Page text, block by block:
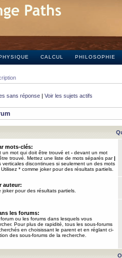
CALCUL PHILOSOPHIE
sans réponse | Voir les sujets actifs
mots-clés:
un mot qui doit être trouvé et - devant un mot
trouvé. Mettez une liste de mots séparés par|
verticales discontinues si seulement un des mots
* comme joker pour des résultats partiels.
auteur:
joker pour des résultats partiels.
les forums:
ou les forums dans lesquels vous
Pour plus de rapidité, tous les sous-forums
en choisissant le parent et en réglant ci-
des sous-forums de la recherche.